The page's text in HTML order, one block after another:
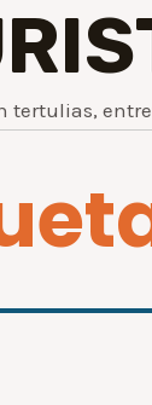
tertulias,